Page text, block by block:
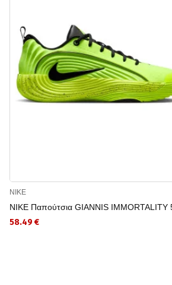
NIKE
NIKE Παπούτσια GIANNIS IMMORTALITY
58.49 €